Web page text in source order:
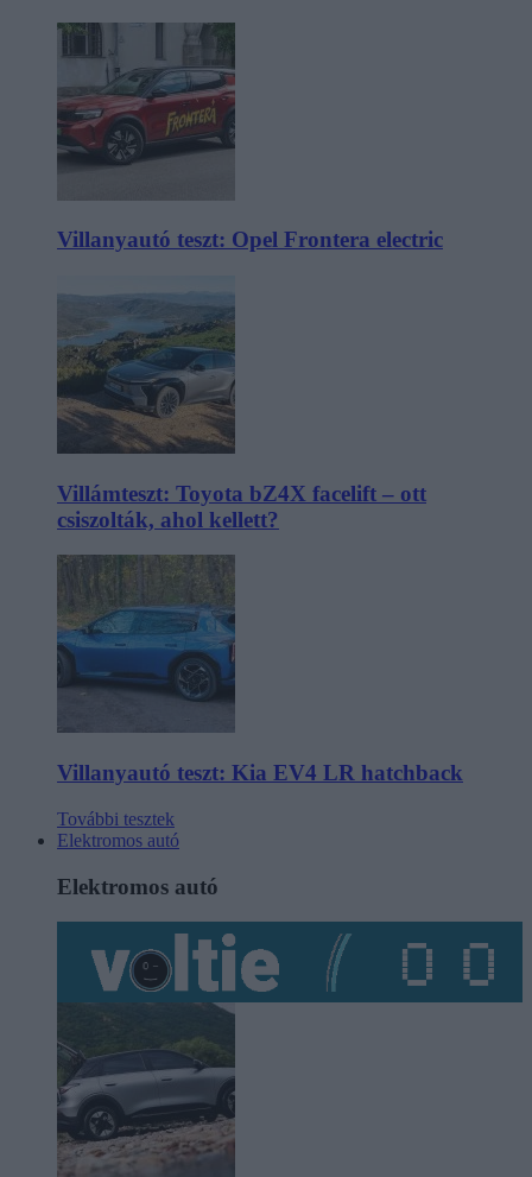
Villanyautó teszt: Opel Frontera electric
Villámteszt: Toyota bZ4X facelift – ott
csiszolták, ahol kellett?
Villanyautó teszt: Kia EV4 LR hatchback
További tesztek
Elektromos autó
Elektromos autó